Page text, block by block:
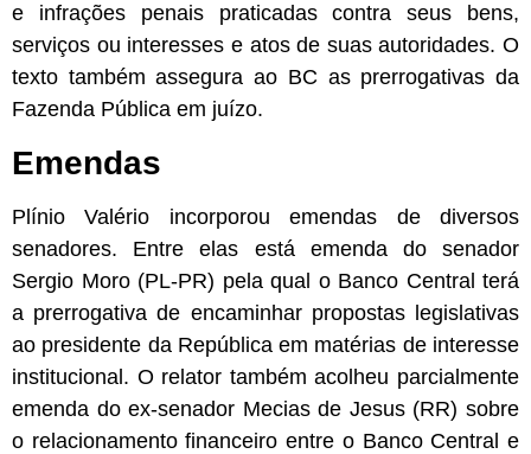
e infrações penais praticadas contra seus bens,
serviços ou interesses e atos de suas autoridades. O
texto também assegura ao BC as prerrogativas da
Fazenda Pública em juízo.
Emendas
Plínio Valério incorporou emendas de diversos
senadores. Entre elas está emenda do senador
Sergio Moro (PL-PR) pela qual o Banco Central terá
a prerrogativa de encaminhar propostas legislativas
ao presidente da República em matérias de interesse
institucional. O relator também acolheu parcialmente
emenda do ex-senador Mecias de Jesus (RR) sobre
o relacionamento financeiro entre o Banco Central e